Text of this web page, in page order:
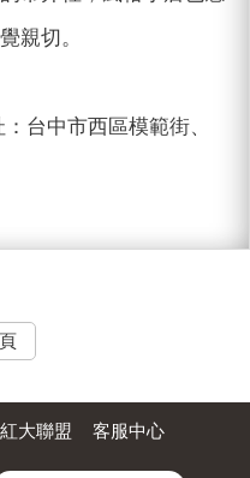
親切。
台中市西區模範街、
大聯盟 客服中心